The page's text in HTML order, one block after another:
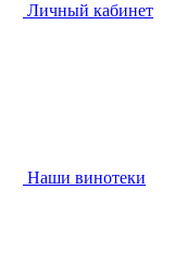
Личный кабинет
Наши винотеки